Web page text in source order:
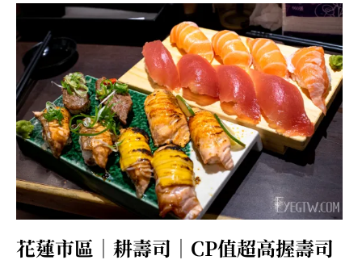
花蓮市區｜耕壽司｜CP值超高握壽司